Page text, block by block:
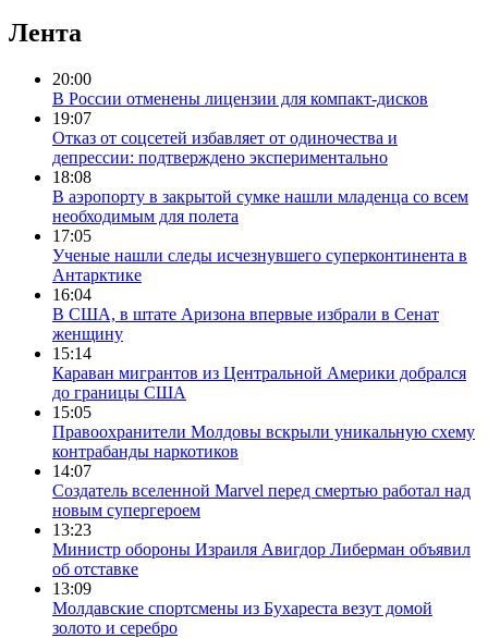
Лента
20:00
В России отменены лицензии для ком­пакт-дис­ков
19:07
Отказ от соцсетей избавляет от одиночества и
депрессии: подтверждено экспериментально
18:08
В аэропорту в закрытой сумке нашли младенца со всем
необходимым для полета
17:05
Ученые нашли следы исчезнувшего суперконтинента в
Антарктике
16:04
В США, в штате Аризона впервые избрали в Сенат
женщину
15:14
Караван мигрантов из Центральной Америки добрался
до границы США
15:05
Правоохранители Молдовы вскрыли уникальную схему
контрабанды наркотиков
14:07
Создатель вселенной Marvel перед смертью работал над
новым супергероем
13:23
Министр обороны Израиля Авигдор Либерман объявил
об отставке
13:09
Молдавские спортсмены из Бухареста везут домой
золото и серебро